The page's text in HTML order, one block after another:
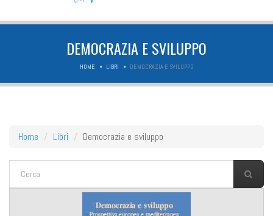
DEMOCRAZIA E SVILUPPO
HOME LIBRI DEMOCRAZIA E SVILUPPO
Home Libri Democrazia e sviluppo
FORM DI RICERCA